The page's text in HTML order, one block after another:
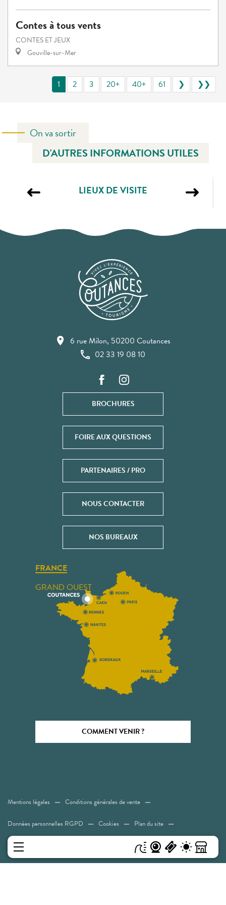
Contes à tous vents
CONTES ET JEUX
Gouville-sur-Mer
1 2 3 20+ 40+ 61 ❯ ❯❯
On va sortir
D'AUTRES INFORMATIONS UTILES
LIEUX DE VISITE
6 rue Milon, 50200 Coutances
02 33 19 08 10
BROCHURES
FOIRE AUX QUESTIONS
PARTENAIRES / PRO
NOUS CONTACTER
NOS BUREAUX
FRANCE
GRAND OUEST
COMMENT VENIR ?
Mentions légales Conditions générales de vente
Données personnelles RGPD Cookies Plan du site
Accessibilité: Non conforme